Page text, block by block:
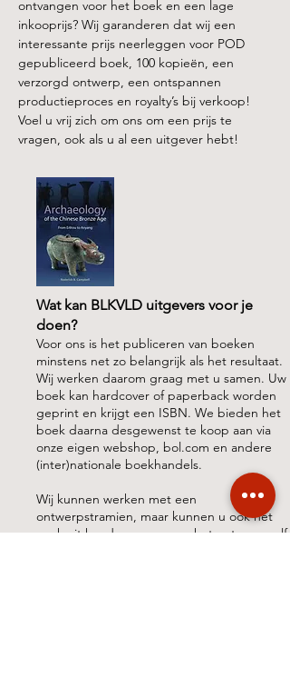
ontvangen voor het boek en een lage
inkooprijs? Wij garanderen dat wij een
interessante prijs neerleggen voor POD
gepubliceerd boek, 100 kopieën, een
verzorgd ontwerp, een ontspannen
productieproces en royalty’s bij verkoop!
Voel u vrij zich om ons om een prijs te
vragen, ook als u al een uitgever hebt!
Wat kan BLKVLD uitgevers voor je
doen?
Voor ons is het publiceren van boeken
minstens net zo belangrijk als het resultaat.
Wij werken daarom graag met u samen. Uw
boek kan hardcover of paperback worden
geprint en krijgt een ISBN. We bieden het
boek daarna desgewenst te koop aan via
onze eigen webshop, bol.com en andere
(inter)nationale boekhandels.
Wij kunnen werken met een
ontwerpstramien, maar kunnen u ook het
werk uit handen nemen en het ontwerp zelf